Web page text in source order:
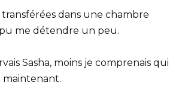
dans une chambre
pu me détendre un peu.
Sasha, moins je comprenais qui
maintenant.